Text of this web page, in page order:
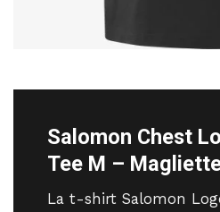
Salomon Chest
Tee M –
La t-shirt Salomon